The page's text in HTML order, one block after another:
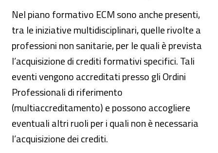
Nel piano formativo ECM sono anche presenti,
tra le iniziative multidisciplinari, quelle rivolte a
professioni non sanitarie, per le quali è prevista
l’acquisizione di crediti formativi specifici. Tali
eventi vengono accreditati presso gli Ordini
Professionali di riferimento
(multiaccreditamento) e possono accogliere
eventuali altri ruoli per i quali non è necessaria
l’acquisizione dei crediti.